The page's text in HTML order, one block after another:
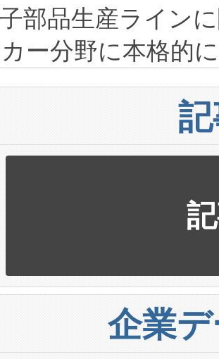
部品生産ライン
ー分野に本格的
企業